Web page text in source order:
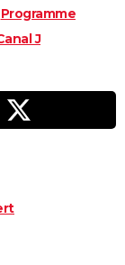
Programme
J